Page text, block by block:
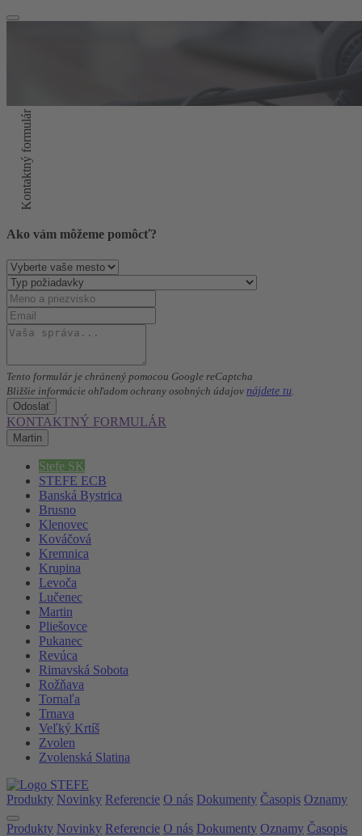
Kontaktný formulár
Ako vám môžeme pomôcť?
Tento formulár je chránený pomocou Google reCaptcha
Bližšie informácie ohľadom ochrany osobných údajov nájdete tu
Odoslať
KONTAKTNÝ FORMULÁR
Martin
Stefe SK
STEFE ECB
Banská Bystrica
Brusno
Klenovec
Kováčová
Kremnica
Krupina
Levoča
Lučenec
Martin
Pliešovce
Pukanec
Revúca
Rimavská Sobota
Rožňava
Tornaľa
Trnava
Veľký Krtíš
Zvolen
Zvolenská Slatina
Produkty Novinky Referencie O nás Dokumenty Časopis Oznamy
Produkty Novinky Referencie O nás Dokumenty Oznamy Časopis